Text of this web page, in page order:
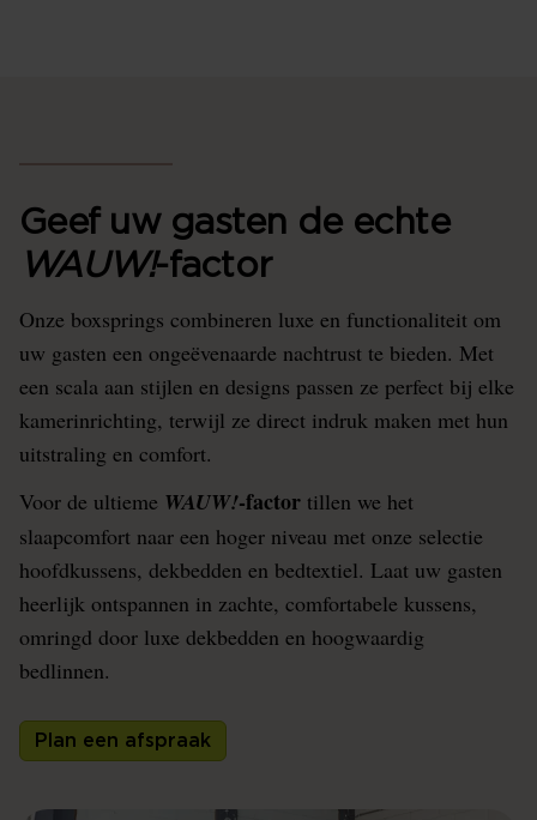
Geef uw gasten de echte
WAUW!-factor
Onze boxsprings combineren luxe en functionaliteit om
uw gasten een ongeëvenaarde nachtrust te bieden. Met
een scala aan stijlen en designs passen ze perfect bij elke
kamerinrichting, terwijl ze direct indruk maken met hun
uitstraling en comfort.
Voor de ultieme WAUW!-factor tillen we het
slaapcomfort naar een hoger niveau met onze selectie
hoofdkussens, dekbedden en bedtextiel. Laat uw gasten
heerlijk ontspannen in zachte, comfortabele kussens,
omringd door luxe dekbedden en hoogwaardig
bedlinnen.
Plan een afspraak